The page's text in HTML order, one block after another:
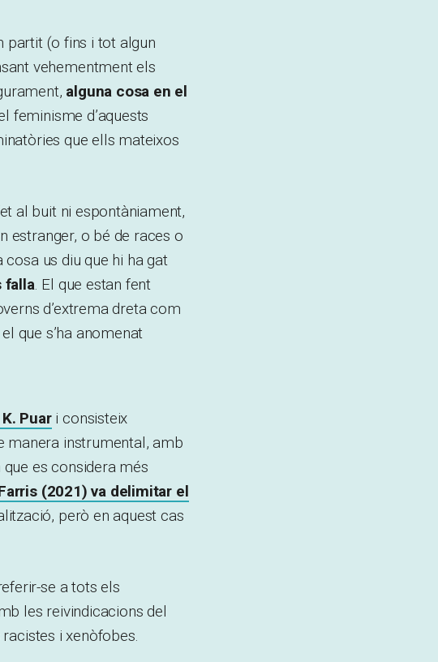
partit (o fins i tot algun
vehementment els
alguna cosa en el
feminisme d’aquests
que ells mateixos
al buit ni espontàniament,
estranger, o bé de races o
us diu que hi ha gat
falla. El que estan fent
d’extrema dreta com
que s’ha anomenat
Puari consisteix
manera instrumental, amb
es considera més
(2021) va delimitar el
però en aquest cas
se a tots els
les reivindicacions del
i xenòfobes.